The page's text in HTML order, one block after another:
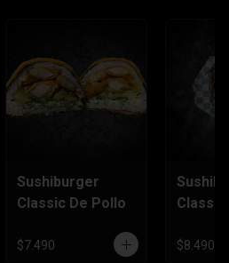
Sushiburger
Classic De Pollo
$7.490
Classic
$8.490